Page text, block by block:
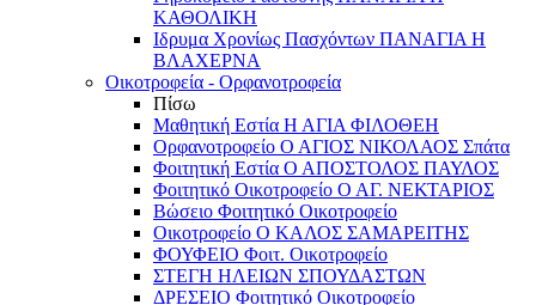
ΚΑΘΟΛΙΚΗ
Ιδρυμα Χρονίως Πασχόντων ΠΑΝΑΓΙΑ Η
ΒΛΑΧΕΡΝΑ
Οικοτροφεία - Ορφανοτροφεία
Πίσω
Μαθητική Εστία Η ΑΓΙΑ ΦΙΛΟΘΕΗ
Ορφανοτροφείο Ο ΑΓΙΟΣ ΝΙΚΟΛΑΟΣ Σπάτα
Φοιτητική Εστία Ο ΑΠΟΣΤΟΛΟΣ ΠΑΥΛΟΣ
Φοιτητικό Οικοτροφείο Ο ΑΓ. ΝΕΚΤΑΡΙΟΣ
Βώσειο Φοιτητικό Οικοτροφείο
Οικοτροφείο Ο ΚΑΛΟΣ ΣΑΜΑΡΕΙΤΗΣ
ΦΟΥΦΕΙΟ Φοιτ. Οικοτροφείο
ΣΤΕΓΗ ΗΛΕΙΩΝ ΣΠΟΥΔΑΣΤΩΝ
ΔΡΕΣΕΙΟ Φοιτητικό Οικοτροφείο